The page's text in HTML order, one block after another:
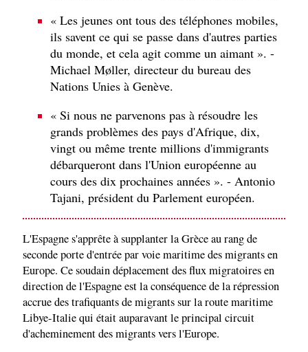
« Les jeunes ont tous des téléphones mobiles,
ils savent ce qui se passe dans d'autres parties
du monde, et cela agit comme un aimant ». -
Michael Møller, directeur du bureau des
Nations Unies à Genève.
« Si nous ne parvenons pas à résoudre les
grands problèmes des pays d'Afrique, dix,
vingt ou même trente millions d'immigrants
débarqueront dans l'Union européenne au
cours des dix prochaines années ». - Antonio
Tajani, président du Parlement européen.
L'Espagne s'apprête à supplanter la Grèce au rang de
seconde porte d'entrée par voie maritime des migrants en
Europe. Ce soudain déplacement des flux migratoires en
direction de l'Espagne est la conséquence de la répression
accrue des trafiquants de migrants sur la route maritime
Libye-Italie qui était auparavant le principal circuit
d'acheminement des migrants vers l'Europe.